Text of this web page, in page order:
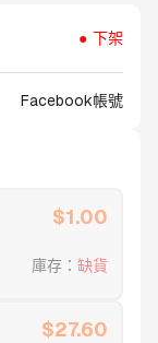
下架
Facebook帳號
$1.00
庫存 ： 缺貨
$27.60